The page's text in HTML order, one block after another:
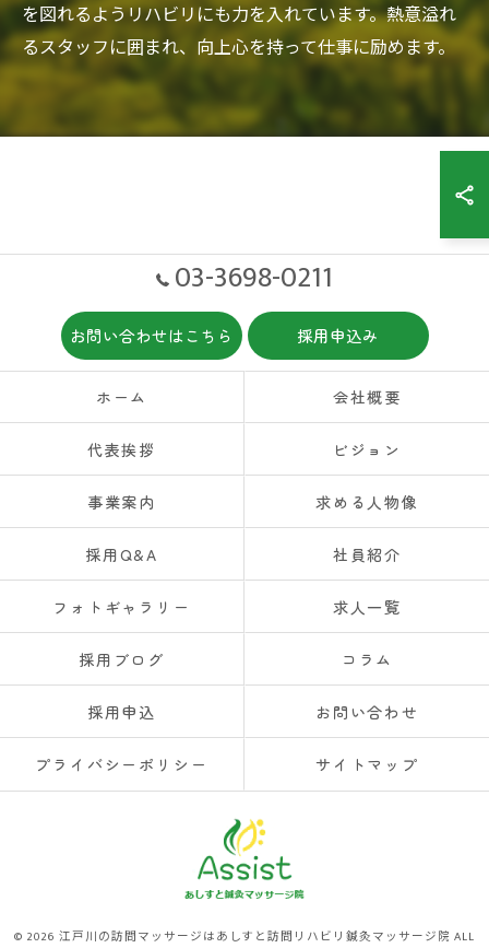
を図れるようリハビリにも力を入れています。熱意溢れ
るスタッフに囲まれ、向上心を持って仕事に励めます。
03-3698-0211
お問い合わせはこちら 採用申込み
ホーム 会社概要
代表挨拶 ビジョン
事業案内 求める人物像
採用Q&A 社員紹介
フォトギャラリー 求人一覧
採用ブログ コラム
採用申込 お問い合わせ
プライバシーポリシー サイトマップ
© 2026 江戸川の訪問マッサージはあしすと訪問リハビリ鍼灸マッサージ院 ALL